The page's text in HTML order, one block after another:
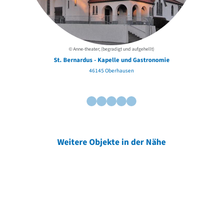
© Anne-theater; (begradigt und aufgehellt)
St. Bernardus - Kapelle und Gastronomie
46145 Oberhausen
Weitere Objekte in der Nähe